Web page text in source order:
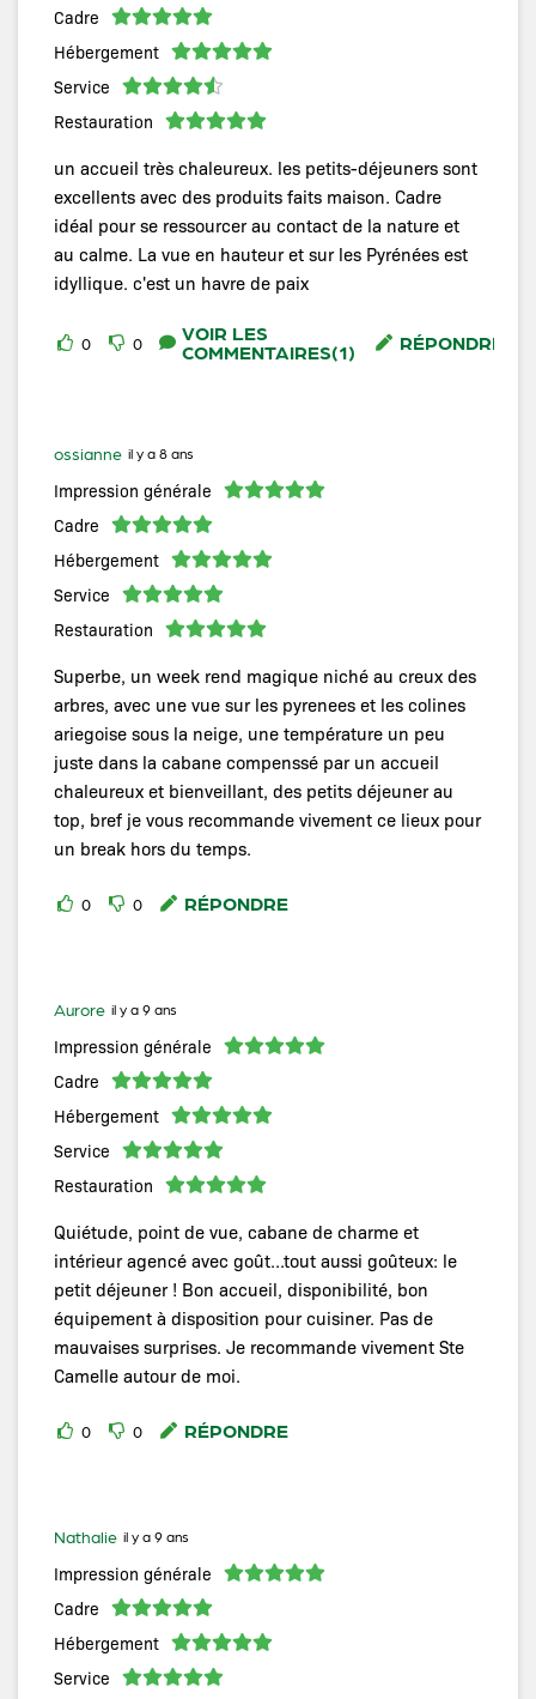
Cadre
Hébergement
Service
Restauration
un accueil très chaleureux. les petits-déjeuners sont
excellents avec des produits faits maison. Cadre
idéal pour se ressourcer au contact de la nature et
au calme. La vue en hauteur et sur les Pyrénées est
idyllique. c'est un havre de paix
0 0 VOIR LES
COMMENTAIRES(1) RÉPONDRE
ossianne il y a 8 ans
Impression générale
Cadre
Hébergement
Service
Restauration
Superbe, un week rend magique niché au creux des
arbres, avec une vue sur les pyrenees et les colines
ariegoise sous la neige, une température un peu
juste dans la cabane compenssé par un accueil
chaleureux et bienveillant, des petits déjeuner au
top, bref je vous recommande vivement ce lieux pour
un break hors du temps.
0 0 RÉPONDRE
Aurore il y a 9 ans
Impression générale
Cadre
Hébergement
Service
Restauration
Quiétude, point de vue, cabane de charme et
intérieur agencé avec goût...tout aussi goûteux: le
petit déjeuner ! Bon accueil, disponibilité, bon
équipement à disposition pour cuisiner. Pas de
mauvaises surprises. Je recommande vivement Ste
Camelle autour de moi.
0 0 RÉPONDRE
Nathalie il y a 9 ans
Impression générale
Cadre
Hébergement
Service